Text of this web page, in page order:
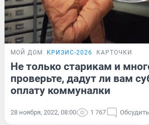
МОЙ ДОМ КРИЗИС-2026 КАРТОЧКИ
Не только старикам и
проверьте, дадут ли вам
оплату коммуналки
28 ноября, 2022, 08:00 1 767 Обсудить